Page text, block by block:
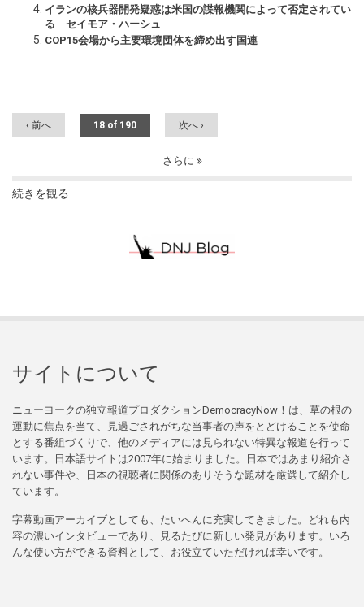
イランの核兵器開発疑惑は米国の諜報機関によって否定されてい
る セイモア・ハーシュ
COP15会場から主要環境団体を締め出す国連
‹ 前へ 18 of 190 次へ ›
さらに
続きを観る
サイトについて
ニューヨークの独立報道プロダクションDemocracyNow！は、草の根の
運動に焦点を当て、見過ごされがちな当事者の声をとどけることを使命
とする番組づくりで、他のメディアには見られない特異な報道を行って
います。日本語サイトは2007年に始まりました。日本ではあまり紹介さ
れない事件や、日本の視聴者に関係のありそうな題材を厳選して紹介し
ています。
字幕動画アーカイブとしても、たいへんに充実してきました。どれも内
容の濃いインタビューであり、見るたびに新しい発見があります。いろ
んな使い方ができる資料として、お役立ていただければ幸いです。